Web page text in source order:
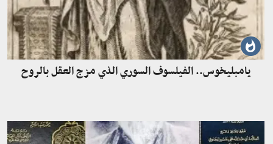
يامبليخوس.. الفيلسوف السوري الذي مزج العقل بالروح